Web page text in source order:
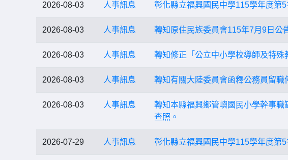
2026-08-03 人事訊息 彰化縣立福興國民中學115學年度第
2026-08-03 人事訊息 轉知原住民族委員會115年7月9日公
2026-08-03 人事訊息 轉知修正「公立中小學校導師及特
2026-08-03 人事訊息 轉知有關大陸委員會函釋公務員留職
2026-08-03 人事訊息
轉知本縣福興鄉管嶼國民小學幹事
查照。
2026-07-29 人事訊息 彰化縣立福興國民中學115學年度第